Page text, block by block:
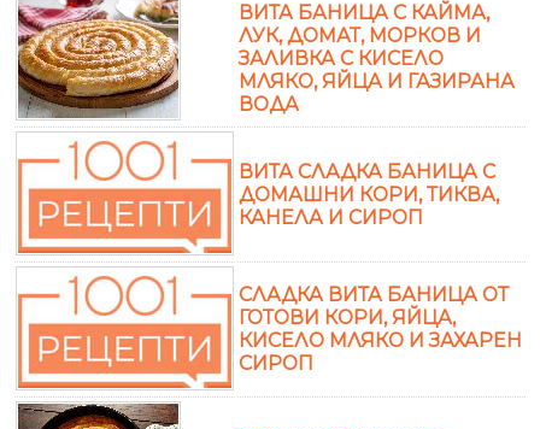
ВИТА БАНИЦА С КАЙМА,
ЛУК, ДОМАТ, МОРКОВ И
ЗАЛИВКА С КИСЕЛО
МЛЯКО, ЯЙЦА И ГАЗИРАНА
ВОДА
ВИТА СЛАДКА БАНИЦА С
ДОМАШНИ КОРИ, ТИКВА,
КАНЕЛА И СИРОП
СЛАДКА ВИТА БАНИЦА ОТ
ГОТОВИ КОРИ, ЯЙЦА,
КИСЕЛО МЛЯКО И ЗАХАРЕН
СИРОП